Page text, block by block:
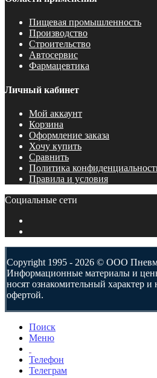
Пищевая промышленность
Производство
Строительство
Автосервис
Фармацевтика
Личный кабинет
Мой аккаунт
Корзина
Оформление заказа
Хочу купить
Сравнить
Политика
Правила и условия
Социальные сети
Copyright 1995 - 2026 © ООО
Информационные материалы и
носят ознакомительный характер
офертой.
Поиск
Меню
Телефон
Телеграм